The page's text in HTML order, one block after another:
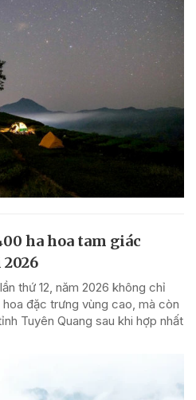
ha hoa tam giác
thứ 12, năm 2026 không chỉ
đặc trưng vùng cao, mà còn
Tuyên Quang sau khi hợp nhất